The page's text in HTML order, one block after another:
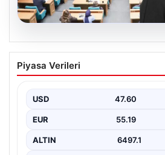
05.08.2026
Üsküdar Belediyesi’nde
Sibel Tan Çetinkaya oldu
Piyasa Verileri
USD 47.60
EUR 55.19
ALTIN 6497.1